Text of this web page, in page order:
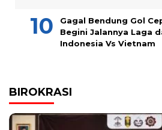
Gagal Bendung Gol
Begini Jalannya Laga
Indonesia Vs Vietnam
BIROKRASI